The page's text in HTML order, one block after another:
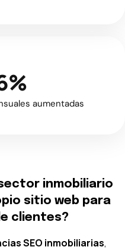
aumentadas
inmobiliario
sitio web para
clientes?
SEO inmobiliarias,